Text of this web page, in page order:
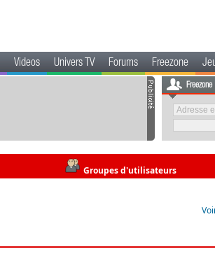
Videos Univers TV Forums Freezone
Freezone
Groupes d'utilisateurs